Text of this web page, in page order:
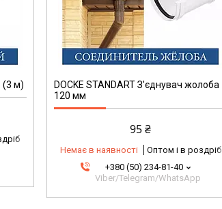
(3 м)
DOCKE STANDART З'єднувач жолоба
120 мм
95 ₴
Немає в наявності
Оптом і в роздріб
+380 (50) 234-81-40
Viber/Telegram/WhatsApp